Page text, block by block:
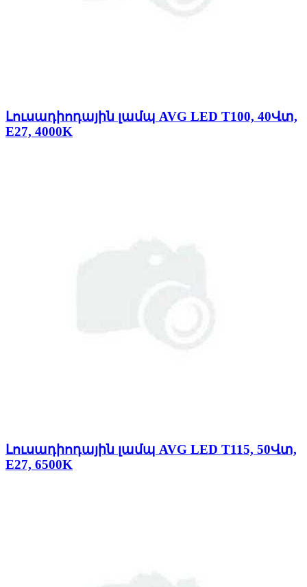
Լուսադիոդային լամպ AVG LED T100, 40Վտ,
E27, 4000K
Լուսադիոդային լամպ AVG LED T115, 50Վտ,
E27, 6500K